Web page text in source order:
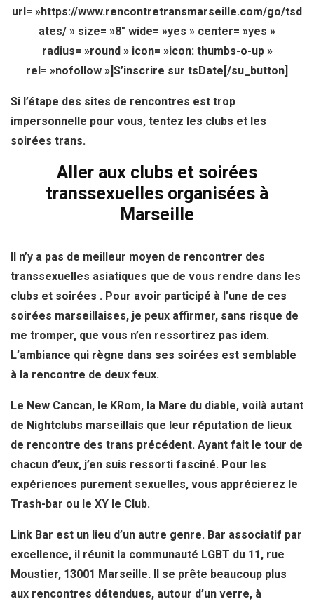
url= »https://www.rencontretransmarseille.com/go/tsd
ates/ » size= »8″ wide= »yes » center= »yes »
radius= »round » icon= »icon: thumbs-o-up »
rel= »nofollow »]S’inscrire sur tsDate[/su_button]
Si l’étape des sites de rencontres est trop
impersonnelle pour vous, tentez les clubs et les
soirées trans.
Aller aux clubs et soirées
transsexuelles organisées à
Marseille
Il n’y a pas de meilleur moyen de rencontrer des
transsexuelles asiatiques que de vous rendre dans les
clubs et soirées . Pour avoir participé à l’une de ces
soirées marseillaises, je peux affirmer, sans risque de
me tromper, que vous n’en ressortirez pas idem.
L’ambiance qui règne dans ses soirées est semblable
à la rencontre de deux feux.
Le New Cancan, le KRom, la Mare du diable, voilà autant
de Nightclubs marseillais que leur réputation de lieux
de rencontre des trans précédent. Ayant fait le tour de
chacun d’eux, j’en suis ressorti fasciné. Pour les
expériences purement sexuelles, vous apprécierez le
Trash-bar ou le XY le Club.
Link Bar est un lieu d’un autre genre. Bar associatif par
excellence, il réunit la communauté LGBT du 11, rue
Moustier, 13001 Marseille. Il se prête beaucoup plus
aux rencontres détendues, autour d’un verre, à